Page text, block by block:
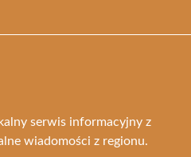
serwis informacyjny z
wiadomości z regionu.